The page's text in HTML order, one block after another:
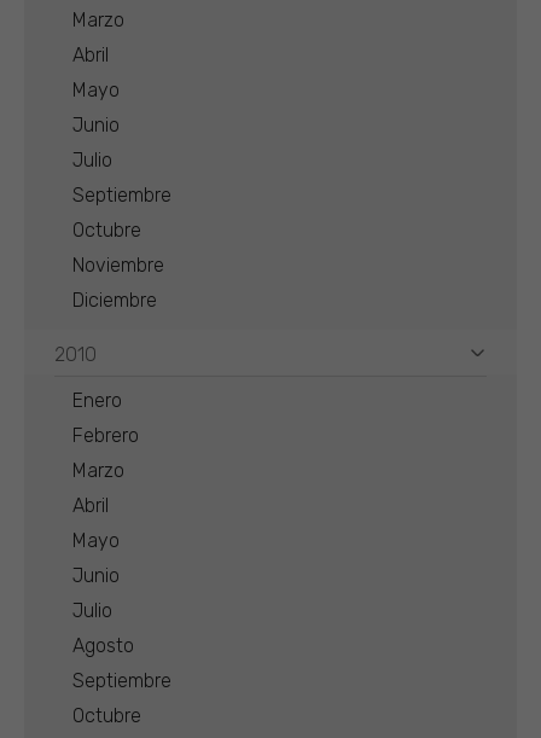
Marzo
Abril
Mayo
Junio
Julio
Septiembre
Octubre
Noviembre
Diciembre
2010
Enero
Febrero
Marzo
Abril
Mayo
Junio
Julio
Agosto
Septiembre
Octubre